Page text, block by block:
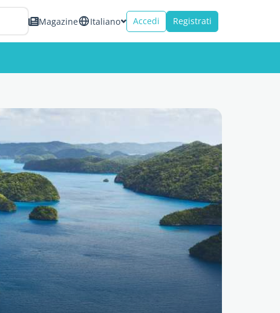
Magazine Italiano Accedi Registrati